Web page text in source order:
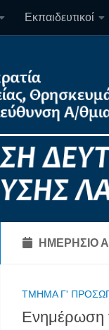
Εκπαιδευτικοί
ΗΜΕΡΉΣΙΟ
ΤΜΉΜΑ Γ'
Ενημέρωση